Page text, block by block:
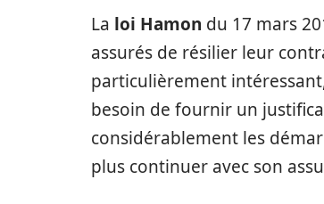
La loi Hamon du 17 mars
assurés de résilier leur
particulièrement intéressant,
besoin de fournir un
considérablement les
plus continuer avec son